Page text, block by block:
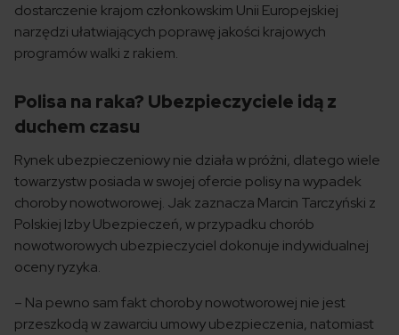
dostarczenie krajom członkowskim Unii Europejskiej
narzędzi ułatwiających poprawę jakości krajowych
programów walki z rakiem.
Polisa na raka? Ubezpieczyciele idą z
duchem czasu
Rynek ubezpieczeniowy nie działa w próżni, dlatego wiele
towarzystw posiada w swojej ofercie polisy na wypadek
choroby nowotworowej. Jak zaznacza Marcin Tarczyński z
Polskiej Izby Ubezpieczeń, w przypadku chorób
nowotworowych ubezpieczyciel dokonuje indywidualnej
oceny ryzyka.
– Na pewno sam fakt choroby nowotworowej nie jest
przeszkodą w zawarciu umowy ubezpieczenia, natomiast